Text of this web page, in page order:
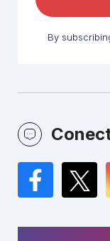
By